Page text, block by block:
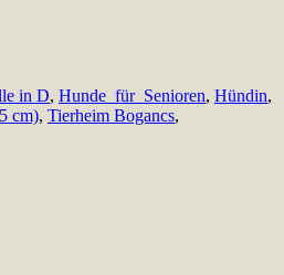
in D, Hunde_für_Senioren, Hündin,
cm), Tierheim Bogancs,